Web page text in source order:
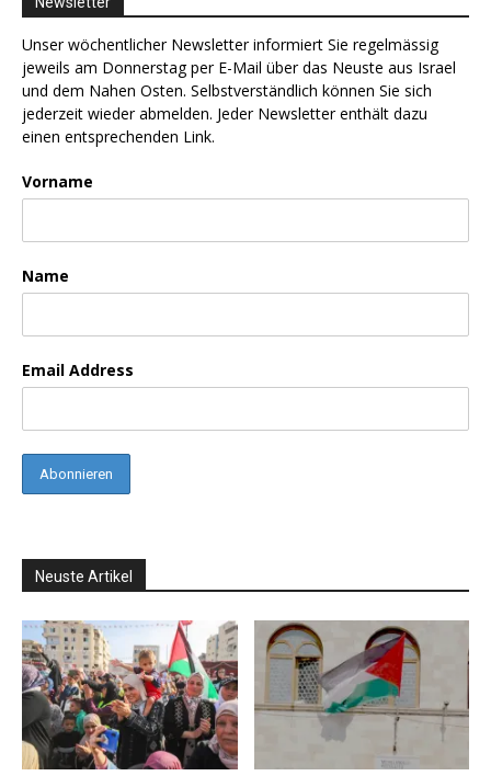
Unser wöchentlicher Newsletter informiert Sie regelmässig
jeweils am Donnerstag per E-Mail über das Neuste aus Israel
und dem Nahen Osten. Selbstverständlich können Sie sich
jederzeit wieder abmelden. Jeder Newsletter enthält dazu
einen entsprechenden Link.
Vorname
Name
Email Address
Neuste Artikel